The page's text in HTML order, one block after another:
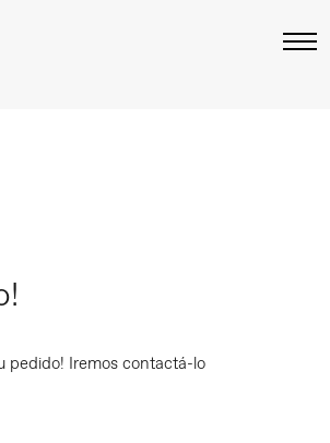
pedido! Iremos contactá-lo